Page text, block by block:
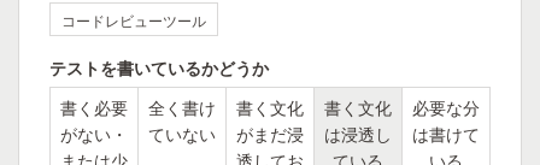
コードレビューツール
テストを書いているかどうか
書く必要
がない・
または少
全く書け
ていない
書く文化
がまだ浸
透してお
書く文化
は浸透し
ている
必要な分
は書けて
いる